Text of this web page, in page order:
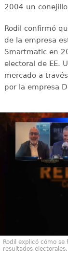
2004 un
Rodil confirmó
de la empresa
Smartmatic en
electoral de EE.
mercado a
por la empresa
Rodil explicó cómo
resultados